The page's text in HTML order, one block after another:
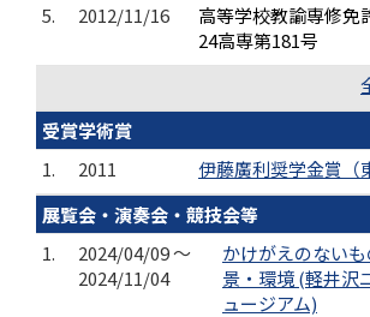
5.
2012/11/16
高等学校教諭専修免
24高専第181号
受賞学術賞
1.
2011
伊藤廣利奨学金賞（
展覧会・演奏会・競技会等
1.
2024/04/09 ～
2024/11/04
かけがえのない
景・環境 (軽井沢
ュージアム)